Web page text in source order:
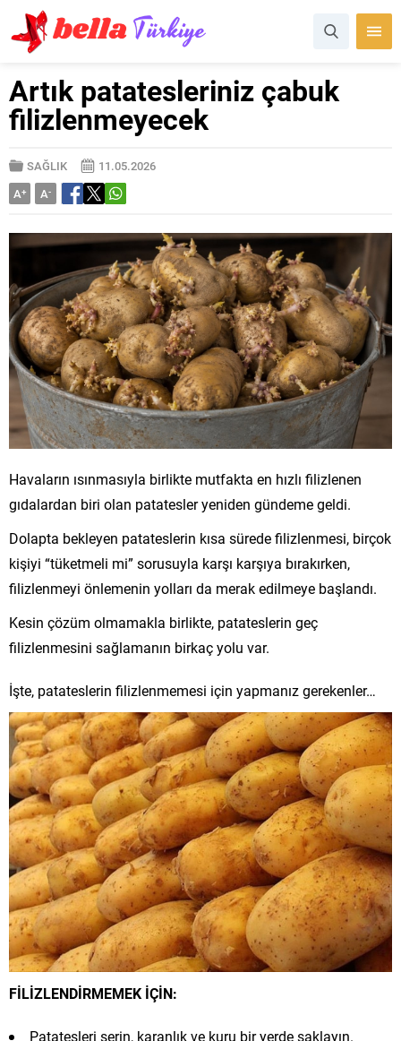
Artık patatesleriniz çabuk
filizlenmeyecek
SAĞLIK
11.05.2026
A+ A-
Havaların ısınmasıyla birlikte mutfakta en hızlı filizlenen
gıdalardan biri olan patatesler yeniden gündeme geldi.
Dolapta bekleyen patateslerin kısa sürede filizlenmesi, birçok
kişiyi “tüketmeli mi” sorusuyla karşı karşıya bırakırken,
filizlenmeyi önlemenin yolları da merak edilmeye başlandı.
Kesin çözüm olmamakla birlikte, patateslerin geç
filizlenmesini sağlamanın birkaç yolu var.
İşte, patateslerin filizlenmemesi için yapmanız gerekenler…
FİLİZLENDİRMEMEK İÇİN:
Patatesleri serin, karanlık ve kuru bir yerde saklayın.